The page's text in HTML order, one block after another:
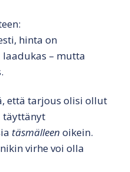
hinta on
– mutta
että tarjous olisi ollut
täyttänyt
täsmälleen oikein.
virhe voi olla